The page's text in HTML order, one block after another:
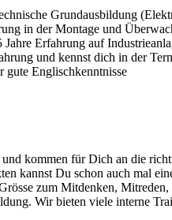
Grundausbildung
in der Montage und
Jahre Erfahrung auf
und kennst dich in der
gute Englischkenntnisse
kommen für Dich an die
kannst Du schon auch mal
zum Mitdenken,
Wir bieten viele interne